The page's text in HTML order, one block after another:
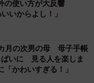
の使い方が大反響
いからよし！」
月の次男の母 母子手帳
いに 見る人を楽しま
かわいすぎる！」